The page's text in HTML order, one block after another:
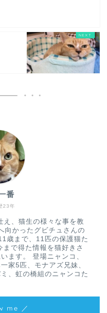
23年
番
、猫生の様々な事を教
向かったグビチュさんの
歳まで、11匹の保護猫た
で得た情報を猫好きさ
ます。 登場ニャンコ、
家5匹、モナアズ兄妹、
、虹の橋組のニャンコた
me ／